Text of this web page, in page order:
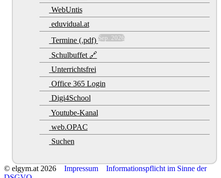
WebUntis
eduvidual.at
Termine (.pdf) Sep. 2026
Schulbuffet 🔗
Unterrichtsfrei
Office 365 Login
Digi4School
Youtube-Kanal
web.OPAC
Suchen
© elgym.at 2026 Impressum
Informationspflicht im Sinne der